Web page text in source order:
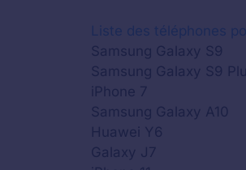
Liste des téléphones
Samsung Galaxy S9
Samsung Galaxy S9
iPhone 7
Samsung Galaxy A10
Huawei Y6
Galaxy J7